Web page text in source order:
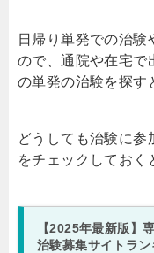
日帰り単発での治験
ので、通院や在宅で
の単発の治験を探す
どうしても治験に参
をチェックしておく
【2025年最新版】
治験募集サイトラ